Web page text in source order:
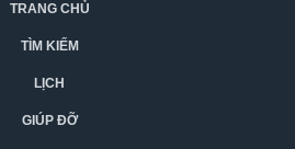
TRANG CHỦ
TÌM KIẾM
LỊCH
GIÚP ĐỠ